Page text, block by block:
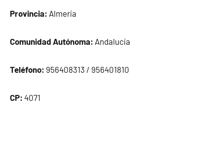
Provincia: Almería
Comunidad Autónoma: Andalucía
Teléfono: 956408313 / 956401810
CP: 4071